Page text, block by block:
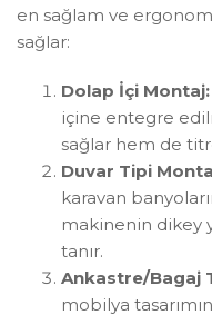
en sağlam ve
sağlar:
Dolap İçi Montaj:
içine entegre
sağlar hem de
Duvar Tipi
karavan
makinenin dikey
tanır.
Ankastre/Bagaj
mobilya